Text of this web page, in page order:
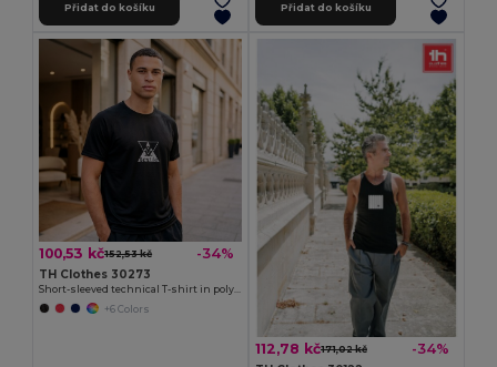
Přidat do košíku Přidat do košíku
100,53 kč152,53 kč -34%
TH Clothes 30273
+6 Colors
112,78 kč171,02 kč -34%